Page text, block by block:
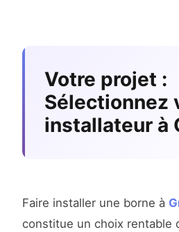
Votre projet :
Sélectionnez
installateur à
Faire installer une borne à
constitue un choix rentable